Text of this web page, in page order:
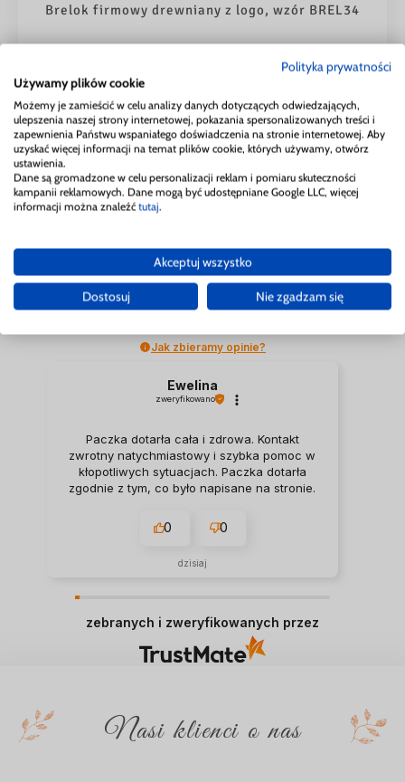
Brelok firmowy drewniany z logo, wzór BREL34
skonfiguruj swój produkt
5.0
Na podstawie
609opiniiz całego okresu
Jak zbieramy opinie?
Ewelina
zweryfikowano
Paczka dotarła cała i zdrowa. Kontakt
zwrotny natychmiastowy i szybka pomoc w
kłopotliwych sytuacjach. Paczka dotarła
zgodnie z tym, co było napisane na stronie.
0 0
dzisiaj
zebranych i zweryfikowanych przez
Nasi klienci o nas
Polityka prywatności
Używamy plików cookie
Możemy je zamieścić w celu analizy danych dotyczących odwiedzających,
ulepszenia naszej strony internetowej, pokazania spersonalizowanych treści i
zapewnienia Państwu wspaniałego doświadczenia na stronie internetowej. Aby
uzyskać więcej informacji na temat plików cookie, których używamy, otwórz
ustawienia.
Dane są gromadzone w celu personalizacji reklam i pomiaru skuteczności
kampanii reklamowych. Dane mogą być udostępniane Google LLC, więcej
informacji można znaleźć tutaj.
Akceptuj wszystko
Dostosuj Nie zgadzam się